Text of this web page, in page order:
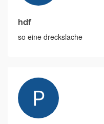
hdf
so eine dreckslache